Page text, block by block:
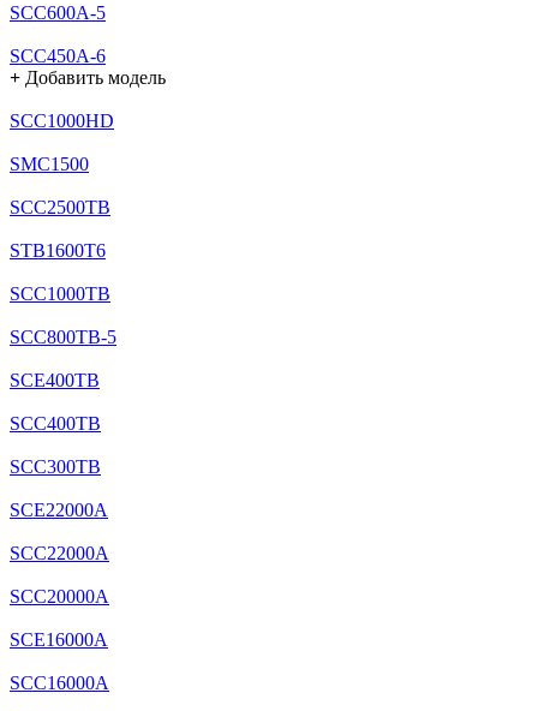
SCC600A-5
SCC450A-6
+ Добавить модель
SCC1000HD
SMC1500
SCC2500TB
STB1600T6
SCC1000TB
SCC800TB-5
SCE400TB
SCC400TB
SCC300TB
SCE22000A
SCC22000A
SCC20000A
SCE16000A
SCC16000A